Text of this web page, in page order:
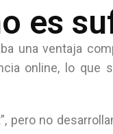
es
una ventaja
online, lo que
pero no